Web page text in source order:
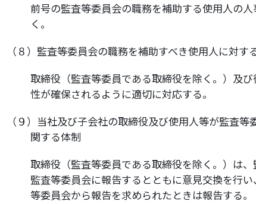
前号の監査等委員会の職務を補助する使用人の
く。
（８）監査等委員会の職務を補助すべき使用人に対
取締役（監査等委員である取締役を除く。）及
性が確保されるように適切に対応する。
（９）当社及び子会社の取締役及び使用人等が監査
関する体制
取締役（監査等委員である取締役を除く。）は
監査等委員会に報告するとともに意見交換を行
等委員会から報告を求められたときは報告する。